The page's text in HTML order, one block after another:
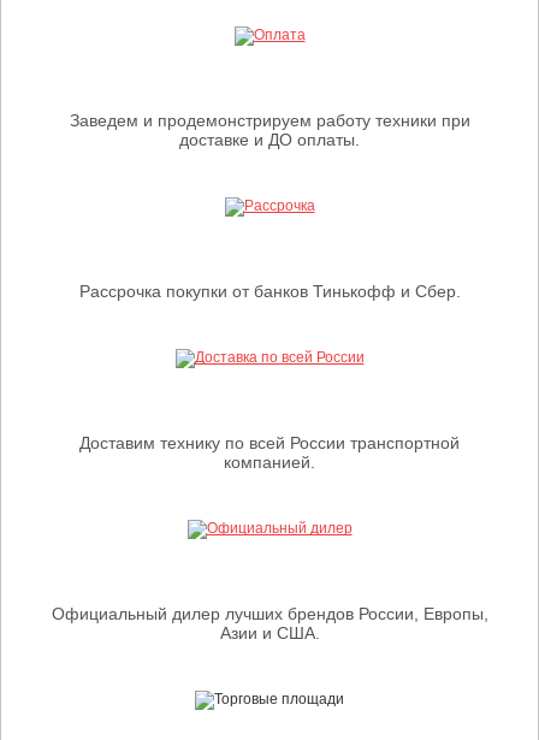
Заведем и продемонстрируем работу техники при
доставке и ДО оплаты.
Рассрочка покупки от банков Тинькофф и Сбер.
Доставим технику по всей России транспортной
компанией.
Официальный дилер лучших брендов России, Европы,
Азии и США.